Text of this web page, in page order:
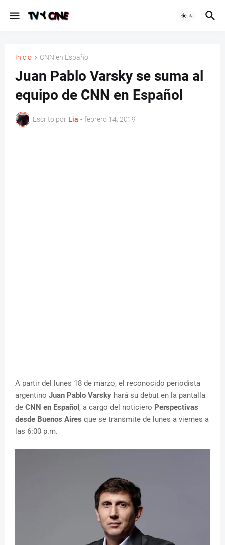
Inicio CNN en Español
Juan Pablo Varsky se suma al
equipo de CNN en Español
Escrito por Lia - febrero 14, 2019
A partir del lunes 18 de marzo, el reconocido periodista
argentino Juan Pablo Varsky hará su debut en la pantalla
de CNN en Español , a cargo del noticiero Perspectivas
desde Buenos Aires que se transmite de lunes a viernes a
las 6:00 p.m.